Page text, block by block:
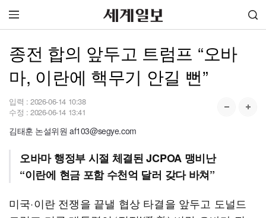
종전 합의 앞두고 트럼프 “오바
마, 이란에 핵무기 안길 뻔”
입력 : 2026-06-14 10:38
수정 : 2026-06-14 13:41
김태훈 논설위원 af103@segye.com
오바마 행정부 시절 체결된 JCPOA 맹비난
“이란에 현금 포함 수천억 달러 갖다 바쳐”
미국·이란 전쟁을 끝낼 협상 타결을 앞두고 도널드